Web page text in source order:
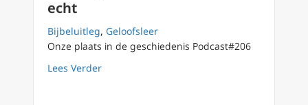
echt
Bijbeluitleg, Geloofsleer
Onze plaats in de geschiedenis Podcast#206
Lees Verderabout Podcast 209 ‘Zaligsprekingen